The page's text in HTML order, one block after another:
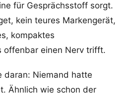
für Gesprächsstoff sorgt.
kein teures Markengerät,
kompaktes
offenbar einen Nerv trifft.
daran: Niemand hatte
Ähnlich wie schon der